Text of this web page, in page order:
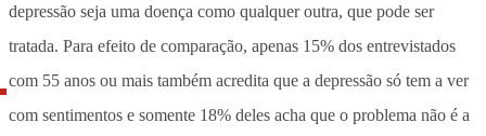
depressão seja uma doença como qualquer outra, que pode ser
tratada. Para efeito de comparação, apenas 15% dos entrevistados
com 55 anos ou mais também acredita que a depressão só tem a ver
com sentimentos e somente 18% deles acha que o problema não é a